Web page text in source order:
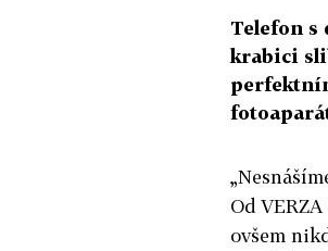
Telefon s
krabici
Od
ovšem